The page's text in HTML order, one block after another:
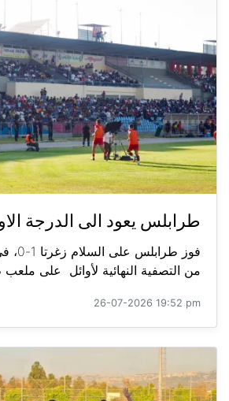
طرابلس يعود الى الدرجة
فوز
من التصفية النهائية لأوائل على ملعب
26-07-2026 19:52 pm